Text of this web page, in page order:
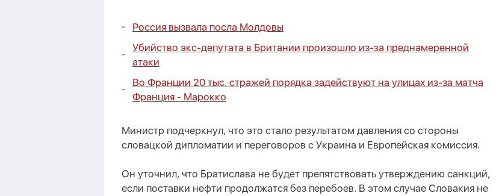
Россия вызвала посла Молдовы
Убийство экс-депутата в Британии произошло из-за преднамеренной
атаки
Во Франции 20 тыс. стражей порядка задействуют на улицах из-за матча
Франция - Марокко
Министр подчеркнул, что это стало результатом давления со стороны
словацкой дипломатии и переговоров с Украина и Европейская комиссия.
Он уточнил, что Братислава не будет препятствовать утверждению санкций,
если поставки нефти продолжатся без перебоев. В этом случае Словакия не